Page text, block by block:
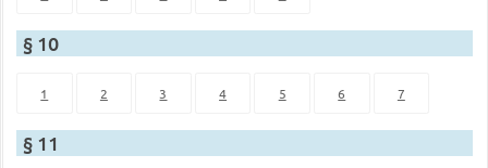
§ 10
1 2 3 4 5 6 7
§ 11